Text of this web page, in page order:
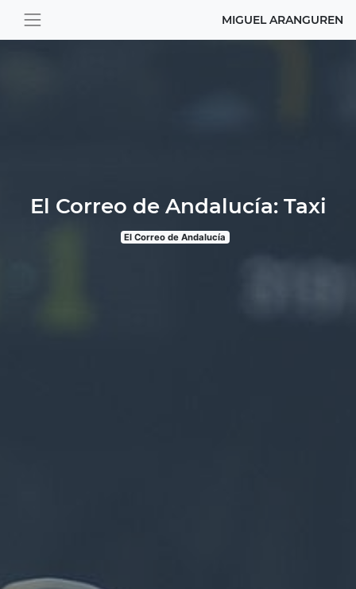
MIGUEL ARANGUREN
El Correo de Andalucía: Taxi
El Correo de Andalucía